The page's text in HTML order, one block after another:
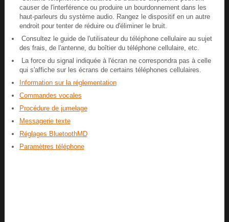
causer de l'interférence ou produire un bourdonnement dans les
haut-parleurs du système audio. Rangez le dispositif en un autre
endroit pour tenter de réduire ou d'éliminer le bruit.
Consultez le guide de l'utilisateur du téléphone cellulaire au sujet
des frais, de l'antenne, du boîtier du téléphone cellulaire, etc.
La force du signal indiquée à l'écran ne correspondra pas à celle
qui s'affiche sur les écrans de certains téléphones cellulaires.
Information sur la réglementation
Commandes vocales
Procédure de jumelage
Messagerie texte
Réglages BluetoothMD
Paramètres téléphone